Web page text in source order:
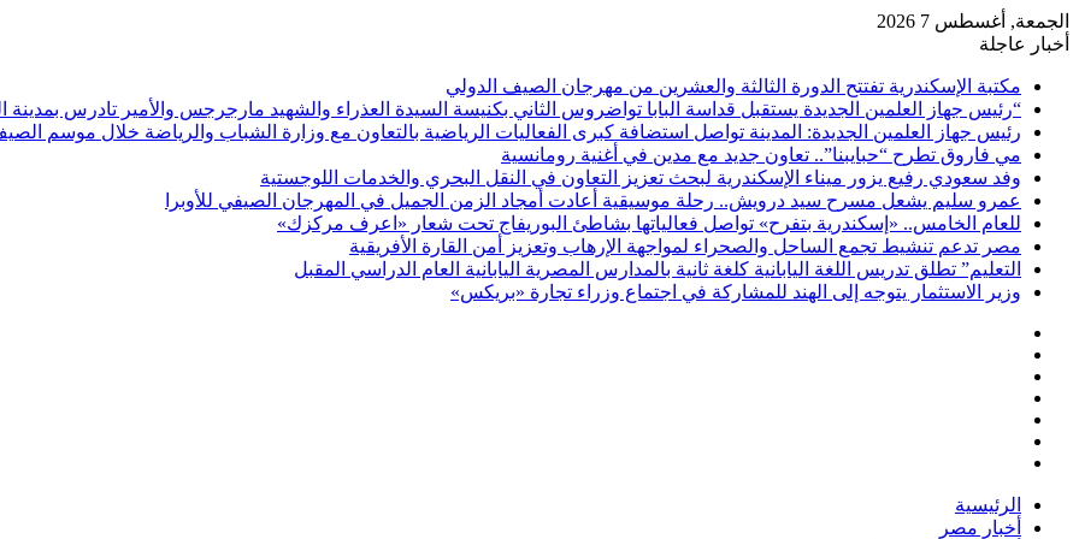
الجمعة, أغسطس 7 2026
أخبار عاجلة
مكتبة الإسكندرية تفتتح الدورة الثالثة والعشرين من مهرجان الصيف الدولي
“رئيس جهاز العلمين الجديدة يستقبل قداسة البابا تواضروس الثاني بكنيسة السيدة العذراء والشهيد مارجرجس والأمير تادرس بمدينة
رئيس جهاز العلمين الجديدة: المدينة تواصل استضافة كبرى الفعاليات الرياضية بالتعاون مع وزارة الشباب والرياضة خلال موسم
مي فاروق تطرح “حبايبنا”.. تعاون جديد مع مدين في أغنية رومانسية
وفد سعودي رفيع يزور ميناء الإسكندرية لبحث تعزيز التعاون في النقل البحري والخدمات اللوجستية
عمرو سليم يشعل مسرح سيد درويش.. رحلة موسيقية أعادت أمجاد الزمن الجميل في المهرجان الصيفي للأوبرا
للعام الخامس.. «إسكندرية بتفرح» تواصل فعالياتها بشاطئ البوريفاج تحت شعار «اعرف مركزك»
مصر تدعم تنشيط تجمع الساحل والصحراء لمواجهة الإرهاب وتعزيز أمن القارة الأفريقية
التعليم” تطلق تدريس اللغة اليابانية كلغة ثانية بالمدارس المصرية اليابانية العام الدراسي المقبل
وزير الاستثمار يتوجه إلى الهند للمشاركة في اجتماع وزراء تجارة «بريكس»
جانبي
الرئيسية
أخبار مصر